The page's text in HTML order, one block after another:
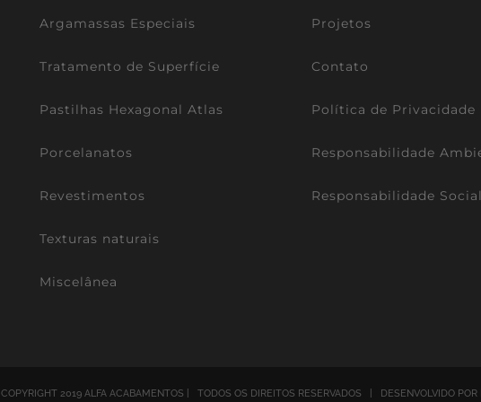
Argamassas Especiais
Tratamento de Superfície
Pastilhas Hexagonal Atlas
Porcelanatos
Revestimentos
Texturas naturais
Miscelânea
Projetos
Contato
Política de Privacidade
Responsabilidade
Responsabilidade
COPYRIGHT 2019 ALFA ACABAMENTOS | TODOS OS DIREITOS RESERVADOS | DESENVOLVIDO POR